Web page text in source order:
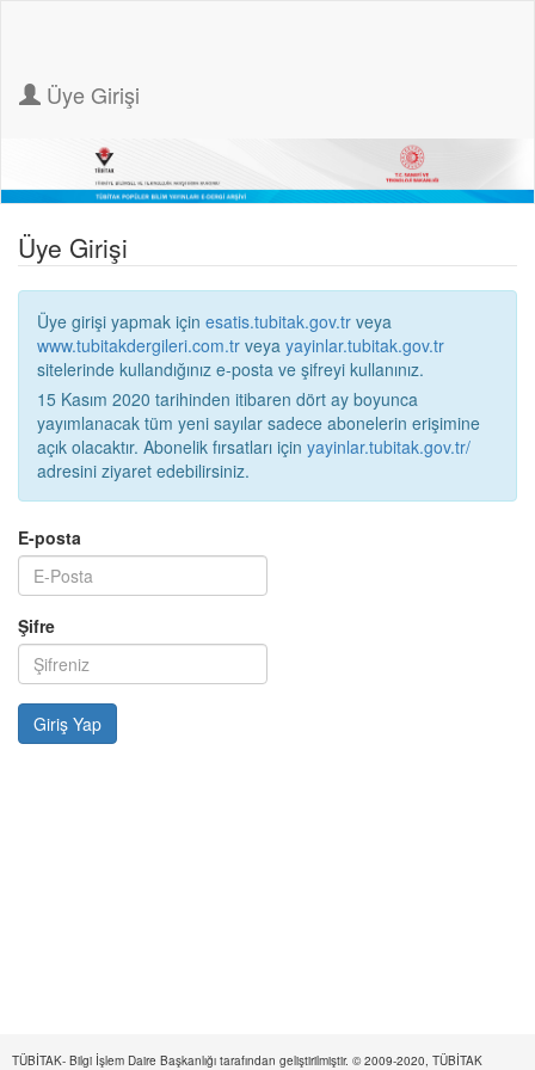
Üye Girişi
Üye Girişi
Üye girişi yapmak için esatis.tubitak.gov.tr veya
www.tubitakdergileri.com.tr veya yayinlar.tubitak.gov.tr
sitelerinde kullandığınız e-posta ve şifreyi kullanınız.
15 Kasım 2020 tarihinden itibaren dört ay boyunca
yayımlanacak tüm yeni sayılar sadece abonelerin erişimine
açık olacaktır. Abonelik fırsatları için yayinlar.tubitak.gov.tr/
adresini ziyaret edebilirsiniz.
E-posta
Şifre
TÜBİTAK- Bilgi İşlem Daire Başkanlığı tarafından geliştirilmiştir. © 2009-2020, TÜBİTAK